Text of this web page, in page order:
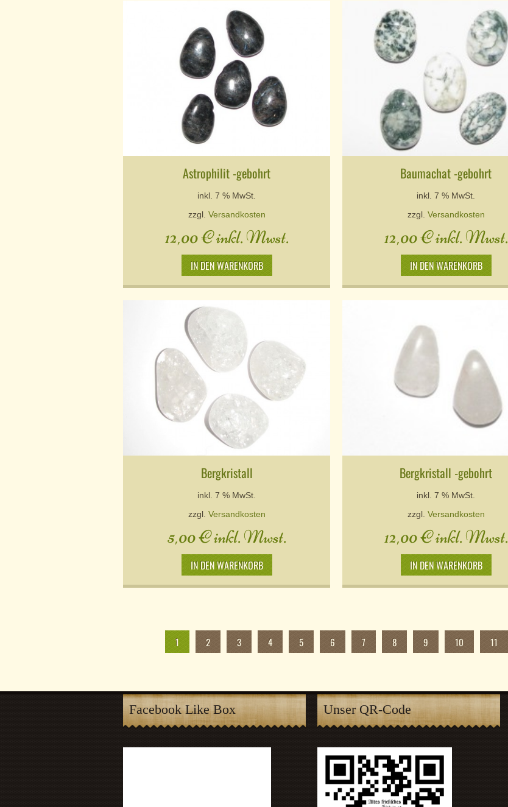
Astrophilit -gebohrt
inkl. 7 % MwSt.
zzgl. Versandkosten
12,00€inkl. Mwst.
IN DEN WARENKORB
Baumachat -gebohrt
inkl. 7 % MwSt.
zzgl. Versandkosten
12,00€inkl. Mwst.
IN DEN WARENKORB
Bergkristall
inkl. 7 % MwSt.
zzgl. Versandkosten
5,00€inkl. Mwst.
IN DEN WARENKORB
Bergkristall -gebohrt
inkl. 7 % MwSt.
zzgl. Versandkosten
12,00€inkl. Mwst.
IN DEN WARENKORB
1 2 3 4 5 6 7 8 9 10 11
Facebook Like Box Unser QR-Code